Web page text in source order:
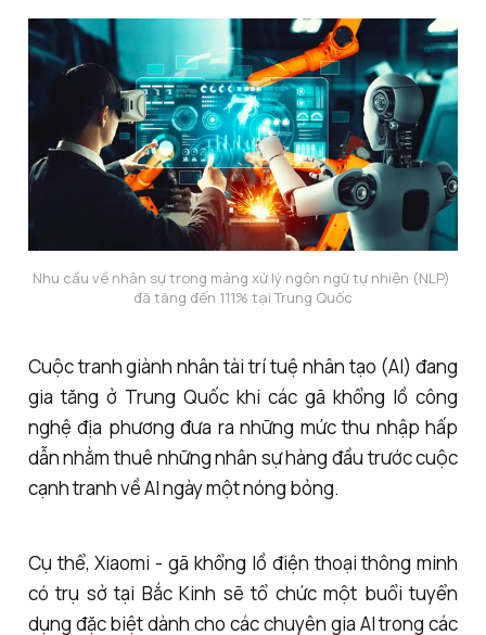
Nhu cầu về nhân sự trong mảng xử lý ngôn ngữ tự nhiên (NLP)
đã tăng đến 111% tại Trung Quốc
Cuộc tranh giành nhân tài trí tuệ nhân tạo (AI) đang
gia tăng ở Trung Quốc khi các gã khổng lồ công
nghệ địa phương đưa ra những mức thu nhập hấp
dẫn nhằm thuê những nhân sự hàng đầu trước cuộc
cạnh tranh về AI ngày một nóng bỏng.
Cụ thể, Xiaomi - gã khổng lồ điện thoại thông minh
có trụ sở tại Bắc Kinh sẽ tổ chức một buổi tuyển
dụng đặc biệt dành cho các chuyên gia AI trong các